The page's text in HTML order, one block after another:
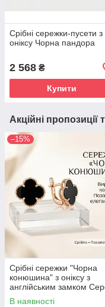
Срібні сережки-пусети з
оніксу Чорна пандора
2 568 ₴
Купити
Акційні пропозиції
–15%
Срібні сережки "Чорна
конюшина" з оніксу з
англійським замком
срібло жіночі
В наявності